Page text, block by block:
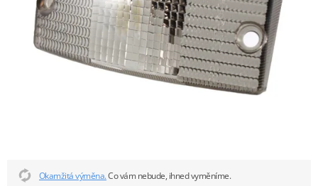
Okamžitá výměna.Co vám nebude, ihned vyměníme.